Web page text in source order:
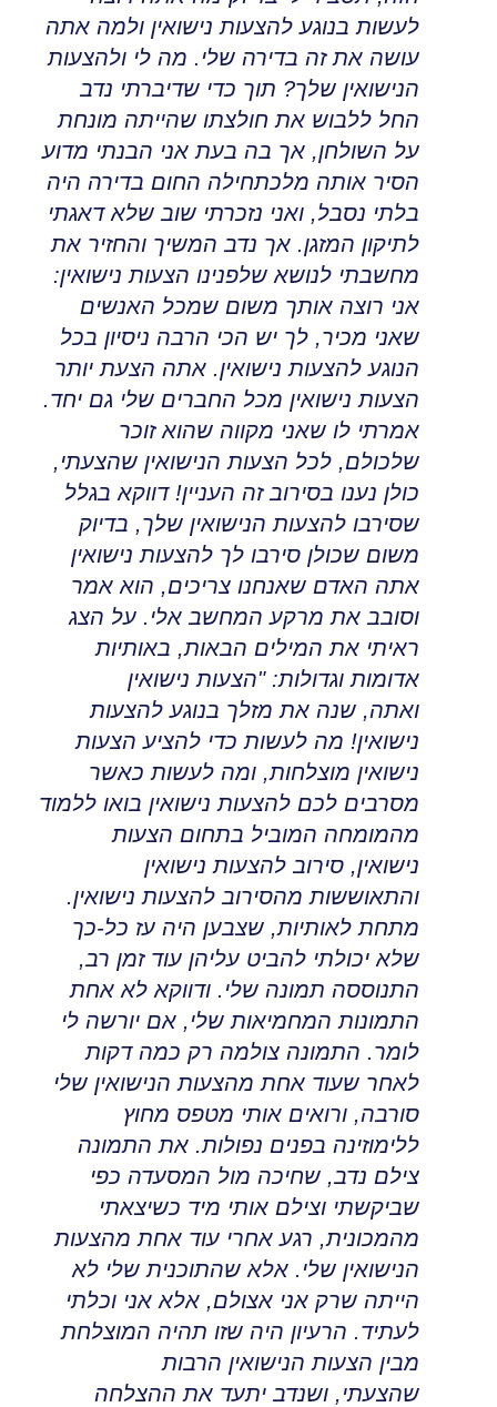
לעשות בנוגע להצעות נישואין ולמה אתה
עושה את זה בדירה שלי. מה לי ולהצעות
הנישואין שלך? תוך כדי שדיברתי נדב
החל ללבוש את חולצתו שהייתה מונחת
על השולחן, אך בה בעת אני הבנתי מדוע
הסיר אותה מלכתחילה החום בדירה היה
בלתי נסבל, ואני נזכרתי שוב שלא דאגתי
לתיקון המזגן. אך נדב המשיך והחזיר את
מחשבתי לנושא שלפנינו הצעות נישואין:
אני רוצה אותך משום שמכל האנשים
שאני מכיר, לך יש הכי הרבה ניסיון בכל
הנוגע להצעות נישואין. אתה הצעת יותר
הצעות נישואין מכל החברים שלי גם יחד.
אמרתי לו שאני מקווה שהוא זוכר
שלכולם, לכל הצעות הנישואין שהצעתי,
כולן נענו בסירוב זה העניין! דווקא בגלל
שסירבו להצעות הנישואין שלך, בדיוק
משום שכולן סירבו לך להצעות נישואין
אתה האדם שאנחנו צריכים, הוא אמר
וסובב את מרקע המחשב אלי. על הצג
ראיתי את המילים הבאות, באותיות
אדומות וגדולות: "הצעות נישואין
ואתה, שנה את מזלך בנוגע להצעות
נישואין! מה לעשות כדי להציע הצעות
נישואין מוצלחות, ומה לעשות כאשר
מסרבים לכם להצעות נישואין בואו ללמוד
מהמומחה המוביל בתחום הצעות
נישואין, סירוב להצעות נישואין
והתאוששות מהסירוב להצעות נישואין.
מתחת לאותיות, שצבען היה עז כל-כך
שלא יכולתי להביט עליהן עוד זמן רב,
התנוססה תמונה שלי. ודווקא לא אחת
התמונות המחמיאות שלי, אם יורשה לי
לומר. התמונה צולמה רק כמה דקות
לאחר שעוד אחת מהצעות הנישואין שלי
סורבה, ורואים אותי מטפס מחוץ
ללימוזינה בפנים נפולות. את התמונה
צילם נדב, שחיכה מול המסעדה כפי
שביקשתי וצילם אותי מיד כשיצאתי
מהמכונית, רגע אחרי עוד אחת מהצעות
הנישואין שלי. אלא שהתוכנית שלי לא
הייתה שרק אני אצולם, אלא אני וכלתי
לעתיד. הרעיון היה שזו תהיה המוצלחת
מבין הצעות הנישואין הרבות
שהצעתי, ושנדב יתעד את ההצלחה